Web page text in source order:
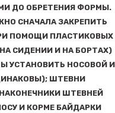
ДО ОБРЕТЕНИЯ ФОРМЫ.
СНАЧАЛА ЗАКРЕПИТЬ
ПОМОЩИ ПЛАСТИКОВЫХ
СИДЕНИИ И НА БОРТАХ)
УСТАНОВИТЬ НОСОВОЙ И
ШТЕВНИ
ШТЕВНЕЙ
И КОРМЕ БАЙДАРКИ